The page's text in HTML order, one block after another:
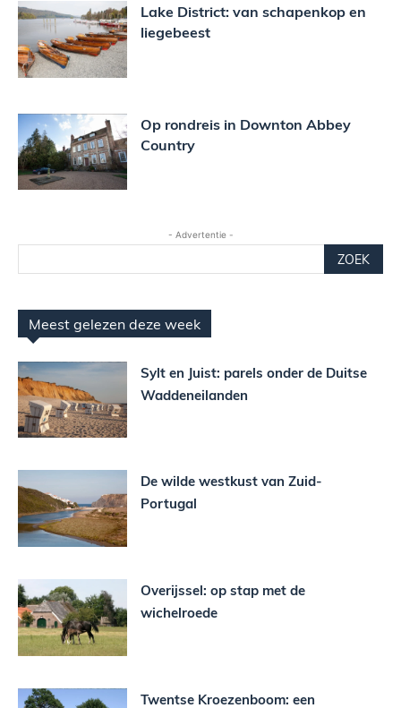
Lake District: van schapenkop en
liegebeest
Op rondreis in Downton Abbey
Country
- Advertentie -
ZOEK
Meest gelezen deze week
Sylt en Juist: parels onder de Duitse
Waddeneilanden
De wilde westkust van Zuid-
Portugal
Overijssel: op stap met de
wichelroede
Twentse Kroezenboom: een